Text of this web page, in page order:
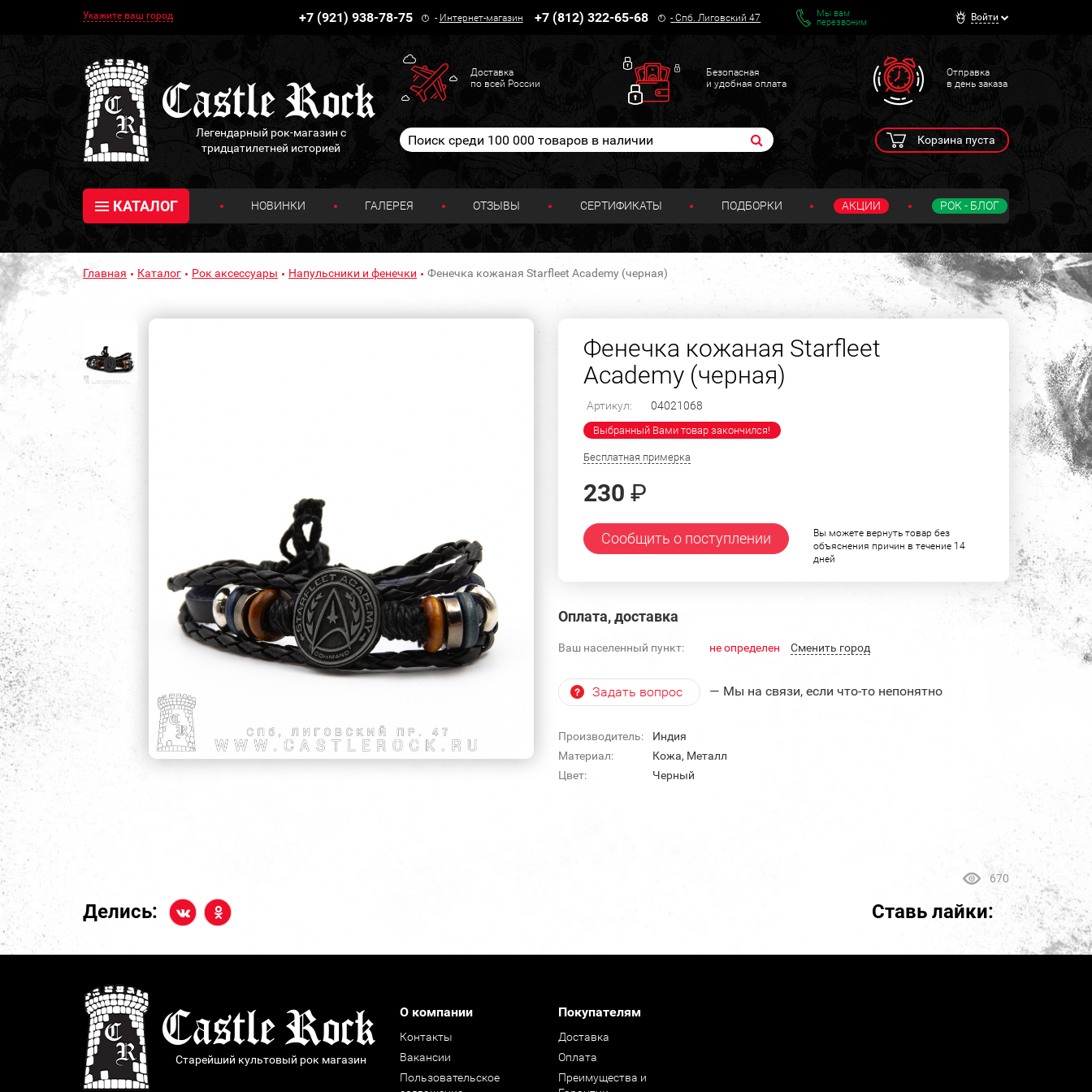
Укажите ваш город +7 (921) 938-78-75 - Интернет-магазин +7 (812) 322-65-68 -Спб. Лиговский 47
Мы вам
перезвоним
Войти
Легендарный рок-магазин с
тридцатилетней историей
Доставка
по всей России
Безопасная
и удобная оплата
Отправка
в день заказа
Корзина пуста
КАТАЛОГ НОВИНКИ ГАЛЕРЕЯ ОТЗЫВЫ СЕРТИФИКАТЫ ПОДБОРКИ АКЦИИ РОК - БЛОГ
Главная Каталог Рок аксессуары Напульсники и фенечки Фенечка кожаная Starfleet Academy (черная)
Фенечка кожаная Starfleet
Academy (черная)
Артикул: 04021068
Выбранный Вами товар закончился!
Бесплатная примерка
230 ₽
Сообщить о поступлении
Вы можете вернуть товар без
объяснения причин в течение 14
дней
Оплата, доставка
Ваш населенный пункт: не определен Cменить город
Задать вопрос — Мы на связи, если что-то непонятно
Производитель:
Индия
Материал:
Кожа, Металл
Цвет:
Черный
670
Делись: Ставь лайки:
Старейший культовый рок магазин
О компании
Контакты
Вакансии
Пользовательское
Покупателям
Доставка
Оплата
Преимущества и